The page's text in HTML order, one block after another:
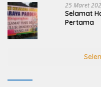
25 Maret
Selamat
Pertama